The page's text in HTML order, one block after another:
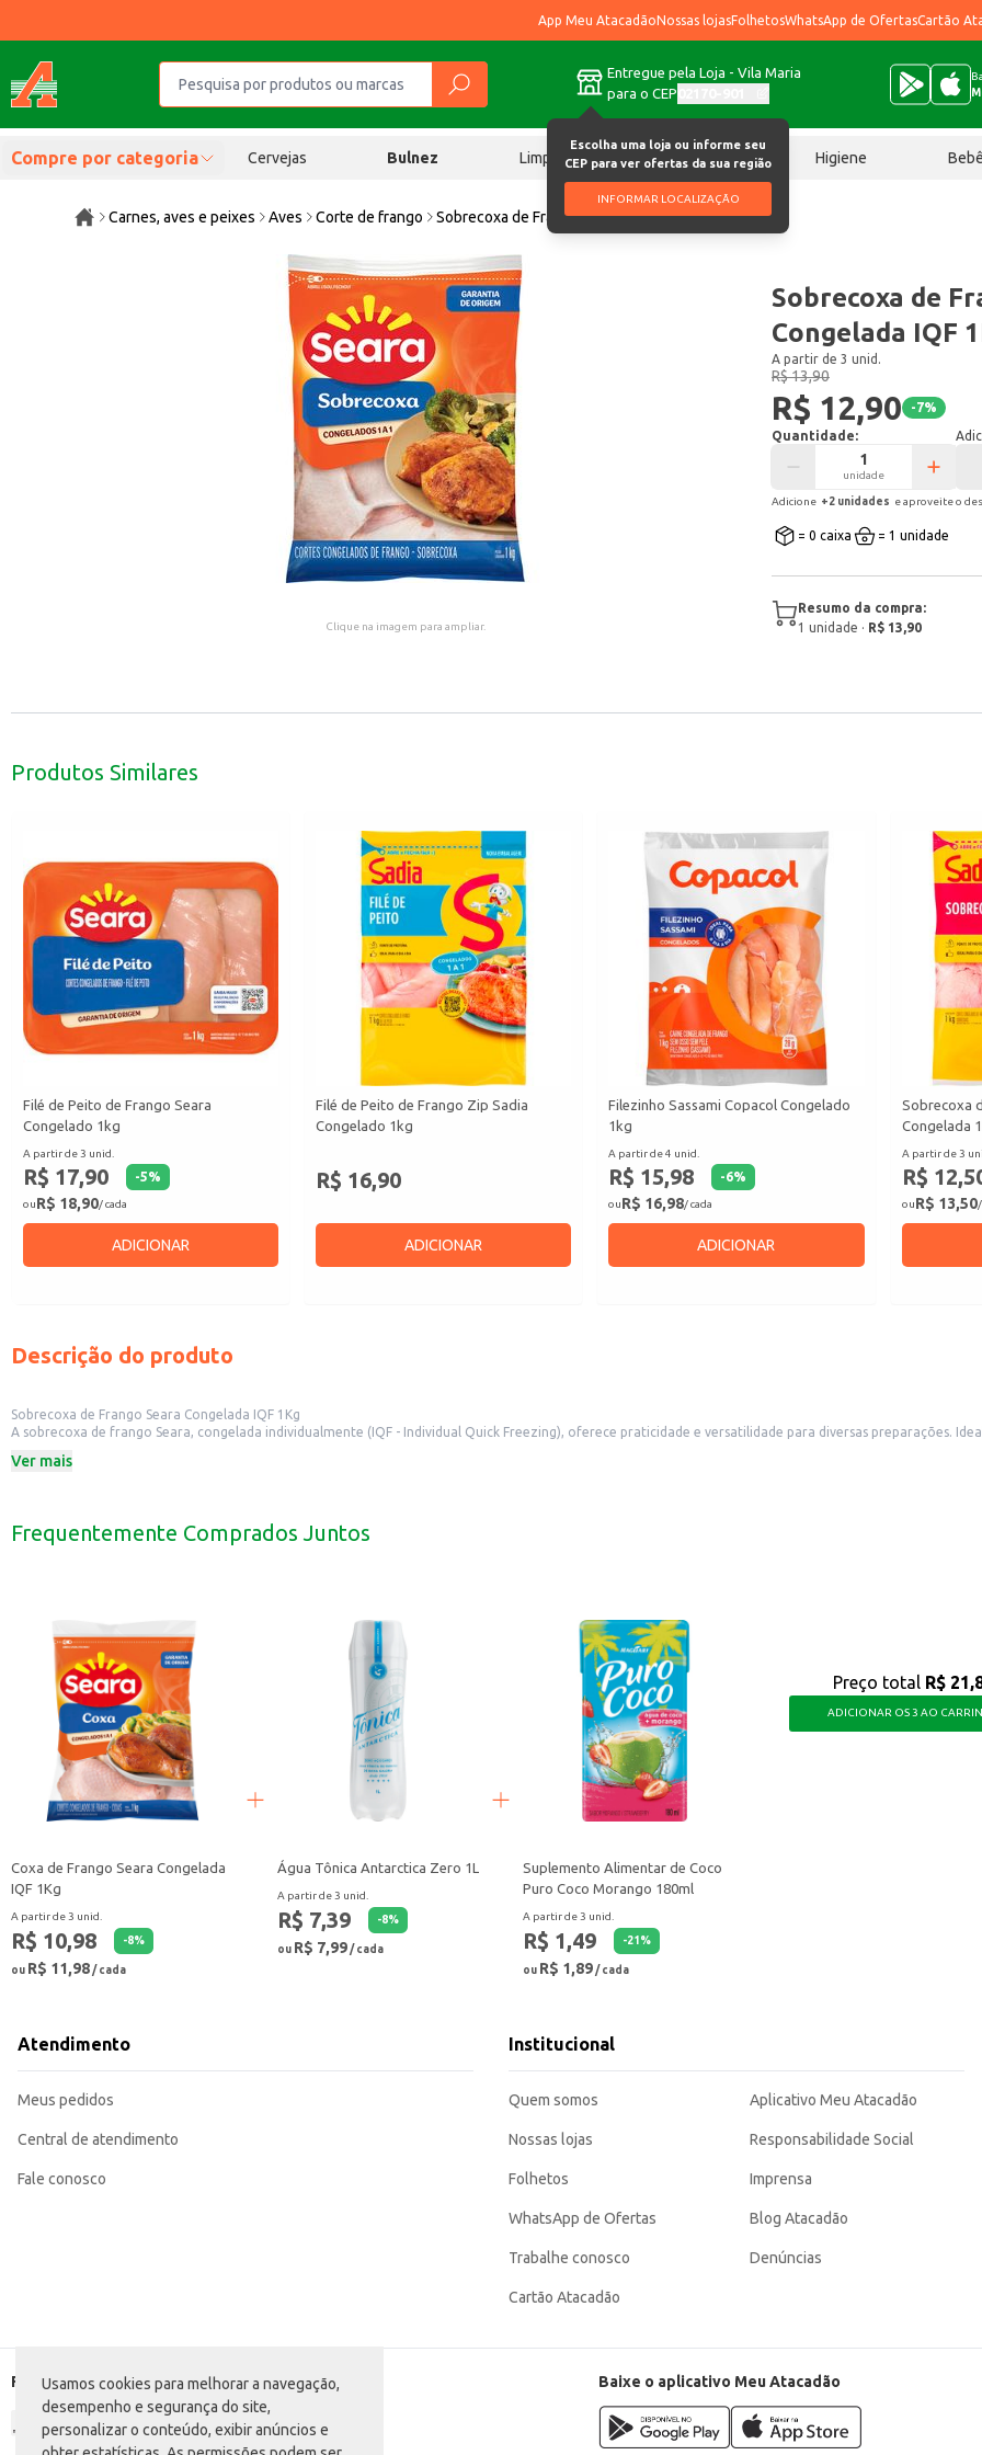
Usamos cookies para melhorar a navegação,
desempenho e segurança do site,
personalizar o conteúdo, exibir anúncios e
App Meu AtacadãoNossas lojasFolhetosWhatsApp de OfertasCartão
Entregue pela Loja - Vila Maria
para o CEP
Escolha uma loja ou informe seu
CEP para ver ofertas da sua região
INFORMAR LOCALIZAÇÃO
Compre por categoria Cervejas Bulnez Limpeza Chocolates Higiene
Carnes, aves e peixes Aves Corte de frango Sobrecoxa de Frango Seara Congelada IQF 1Kg
Clique na imagem para ampliar.
Sobrecoxa de
Congelada IQF
A partir de 3 unid.
R$ 13,90
R$ 12,90 -7%
Quantidade:
unidade
Adicione +2 unidades e aproveite o
= 0 caixa = 1 unidade
Resumo da compra:
1 unidade · R$ 13,90
Produtos Similares
Filé de Peito de Frango Seara
Congelado 1kg
A partir de 3 unid.
R$ 17,90 -5%
ouR$ 18,90/ cada
ADICIONAR
Filé de Peito de Frango Zip Sadia
Congelado 1kg
R$ 16,90
ADICIONAR
Filezinho Sassami Copacol Congelado
1kg
A partir de 4 unid.
R$ 15,98 -6%
ouR$ 16,98/ cada
ADICIONAR
Sobrecoxa
Congelada
A partir de 3
R$
ouR$ 13,50/
Descrição do produto
Sobrecoxa de Frango Seara Congelada IQF 1Kg
A sobrecoxa de frango Seara, congelada individualmente (IQF - Individual Quick Freezing), oferece praticidade e versatilidade para diversas preparações.
A sobrecoxa de frango Seara é uma escolha versátil para diversas receitas. Confira algumas dicas de uso:
Utilizada em receitas de frango à passarinho.
Ver mais
Frequentemente Comprados Juntos
Coxa de Frango Seara Congelada
IQF 1Kg
A partir de 3 unid.
R$ 10,98 -8%
ou R$ 11,98/ cada
Água Tônica Antarctica Zero 1L
A partir de 3 unid.
R$ 7,39 -8%
ou R$ 7,99/ cada
Suplemento Alimentar de Coco
Puro Coco Morango 180ml
A partir de 3 unid.
R$ 1,49 -21 %
ou R$ 1,89/ cada
Preço total R$
ADICIONAR OS 3 AO
Atendimento
Meus pedidos
Central de atendimento
Fale conosco
Institucional
Quem somos
Nossas lojas
Folhetos
WhatsApp de Ofertas
Trabalhe conosco
Cartão Atacadão
Aplicativo Meu Atacadão
Responsabilidade Social
Imprensa
Blog Atacadão
Denúncias
Formas de pagamento Baixe o aplicativo Meu Atacadão